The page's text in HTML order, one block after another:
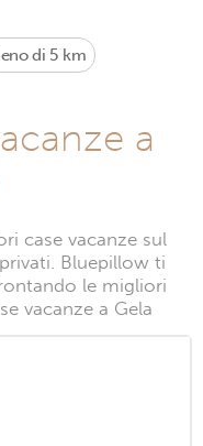
di 5 km
a
case vacanze sul
Bluepillow ti
le migliori
vacanze a Gela